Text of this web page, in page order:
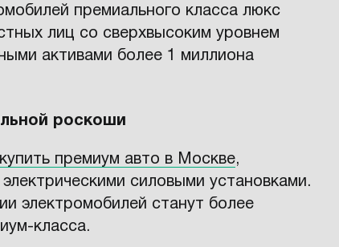
премиального класса люкс
лиц со сверхвысоким уровнем
активами более 1 миллиона
роскоши
купить премиум авто в Москве,
силовыми установками.
электромобилей станут более
класса.